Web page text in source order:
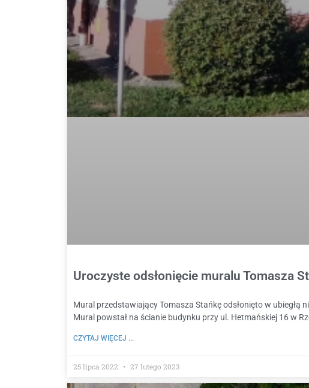
Uroczyste odsłonięcie muralu Tomasza
Mural przedstawiający Tomasza Stańkę odsłonięto w ubiegłą
Mural powstał na ścianie budynku przy ul. Hetmańskiej 16 w
CZYTAJ WIĘCEJ ...
25 lipca 2022 27 lutego 2023